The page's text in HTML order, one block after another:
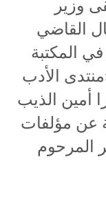
23 أيار 2023 التقى وزير
القاضي
المكتبة
الأدب
أمين الذيب
عن مؤلفات
المرحوم